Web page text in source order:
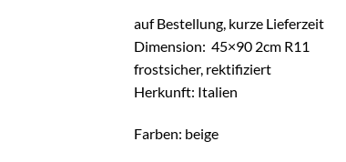
auf Bestellung, kurze Lieferzeit
Dimension: 45×90 2cm R11
frostsicher, rektifiziert
Herkunft: Italien
Farben: beige